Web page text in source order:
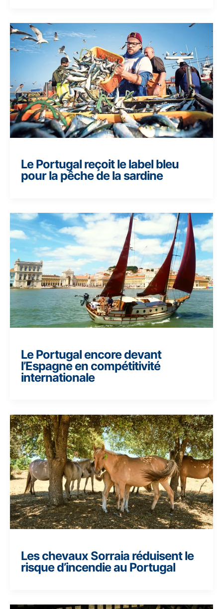
Le Portugal reçoit le label bleu
pour la pêche de la sardine
Le Portugal encore devant
l’Espagne en compétitivité
internationale
Les chevaux Sorraia réduisent le
risque d’incendie au Portugal